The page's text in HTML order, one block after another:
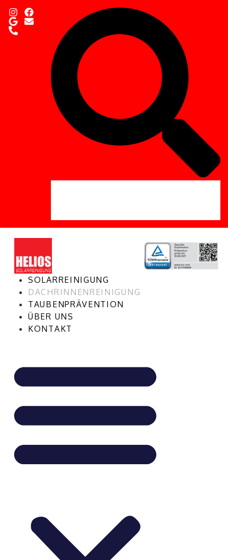
SOLARREINIGUNG
DACHRINNENREINIGUNG
TAUBENPRÄVENTION
ÜBER UNS
KONTAKT